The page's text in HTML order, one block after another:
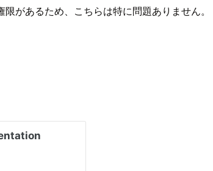
があるため、こちらは特に問題ありません。